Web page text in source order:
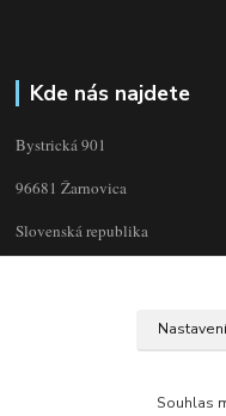
Kde nás najdete
Bystrická 901
96681 Žarnovica
Slovenská republika
Souhlas